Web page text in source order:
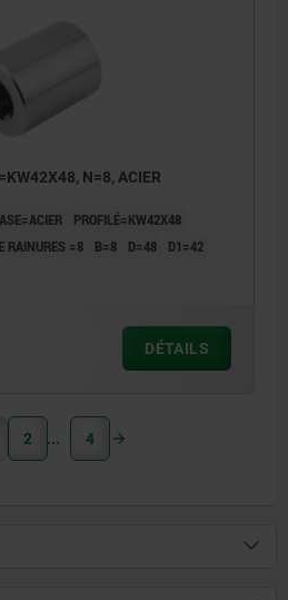
N=8, ACIER
PROFILÉ=KW42X48
RAINURES =8 B=8 D=48 D1=42
DÉTAILS
2 4